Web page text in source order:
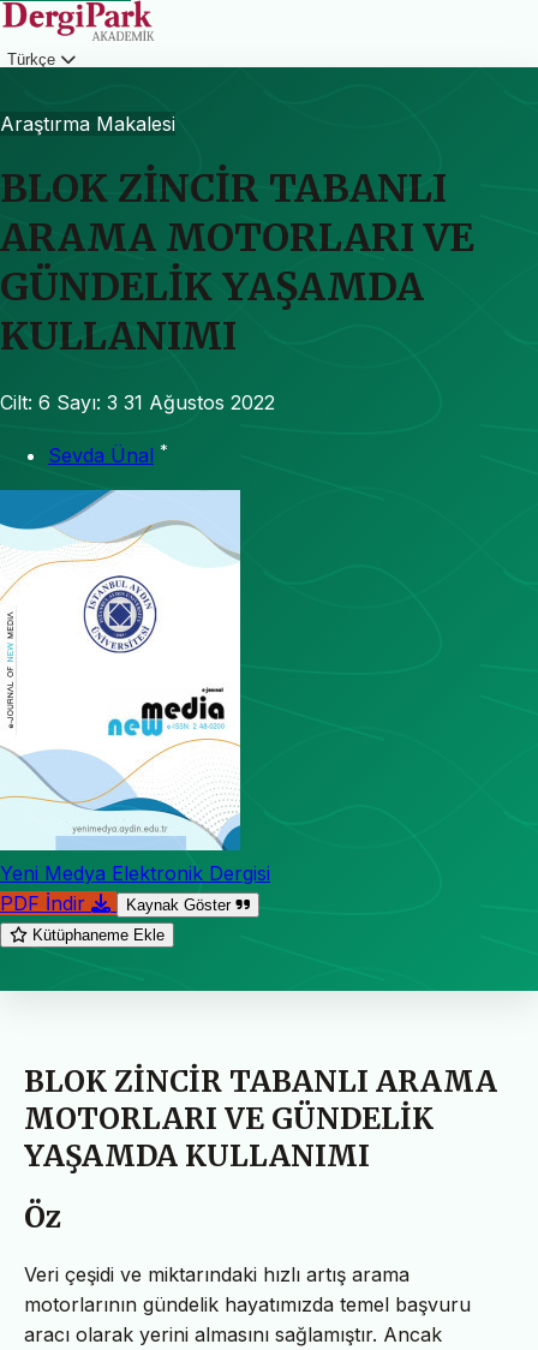
Türkçe
Araştırma Makalesi
BLOK ZİNCİR TABANLI
ARAMA MOTORLARI VE
GÜNDELİK YAŞAMDA
KULLANIMI
Cilt: 6 Sayı: 3 31 Ağustos 2022
Sevda Ünal *
Yeni Medya Elektronik Dergisi
PDF İndir
Kaynak Göster
Kütüphaneme Ekle
BLOK ZİNCİR TABANLI ARAMA
MOTORLARI VE GÜNDELİK
YAŞAMDA KULLANIMI
Öz
Veri çeşidi ve miktarındaki hızlı artış arama
motorlarının gündelik hayatımızda temel başvuru
aracı olarak yerini almasını sağlamıştır. Ancak